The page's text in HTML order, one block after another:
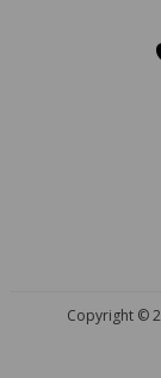
Copyright ©